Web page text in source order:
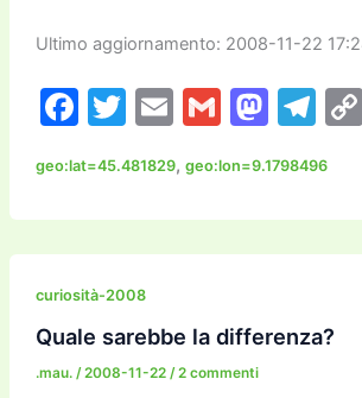
Ultimo aggiornamento: 2008-11-22
F
c
e
b
o
o
k
T
itt
er
E
ai
l
G
ai
l
M
st
o
d
n
T
e
gr
a
geo:lat=45.481829, geo:lon=9.1798496
curiosità-2008
Quale sarebbe la differenza?
.mau. /2008-11-22 /2 commenti